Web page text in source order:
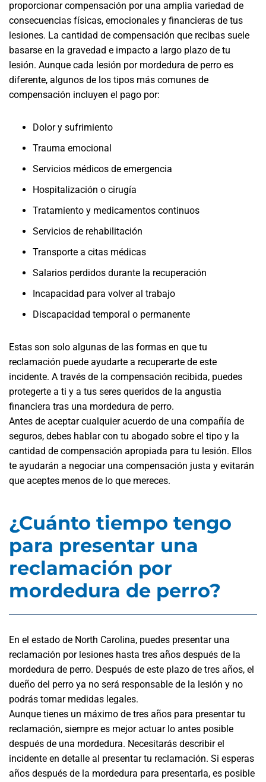
proporcionar compensación por una amplia variedad de
consecuencias físicas, emocionales y financieras de tus
lesiones. La cantidad de compensación que recibas suele
basarse en la gravedad e impacto a largo plazo de tu
lesión. Aunque cada lesión por mordedura de perro es
diferente, algunos de los tipos más comunes de
compensación incluyen el pago por:
Dolor y sufrimiento
Trauma emocional
Servicios médicos de emergencia
Hospitalización o cirugía
Tratamiento y medicamentos continuos
Servicios de rehabilitación
Transporte a citas médicas
Salarios perdidos durante la recuperación
Incapacidad para volver al trabajo
Discapacidad temporal o permanente
Estas son solo algunas de las formas en que tu
reclamación puede ayudarte a recuperarte de este
incidente. A través de la compensación recibida, puedes
protegerte a ti y a tus seres queridos de la angustia
financiera tras una mordedura de perro.
Antes de aceptar cualquier acuerdo de una compañía de
seguros, debes hablar con tu abogado sobre el tipo y la
cantidad de compensación apropiada para tu lesión. Ellos
te ayudarán a negociar una compensación justa y evitarán
que aceptes menos de lo que mereces.
¿Cuánto tiempo tengo
para presentar una
reclamación por
mordedura de perro?
En el estado de North Carolina, puedes presentar una
reclamación por lesiones hasta tres años después de la
mordedura de perro. Después de este plazo de tres años, el
dueño del perro ya no será responsable de la lesión y no
podrás tomar medidas legales.
Aunque tienes un máximo de tres años para presentar tu
reclamación, siempre es mejor actuar lo antes posible
después de una mordedura. Necesitarás describir el
incidente en detalle al presentar tu reclamación. Si esperas
años después de la mordedura para presentarla, es posible